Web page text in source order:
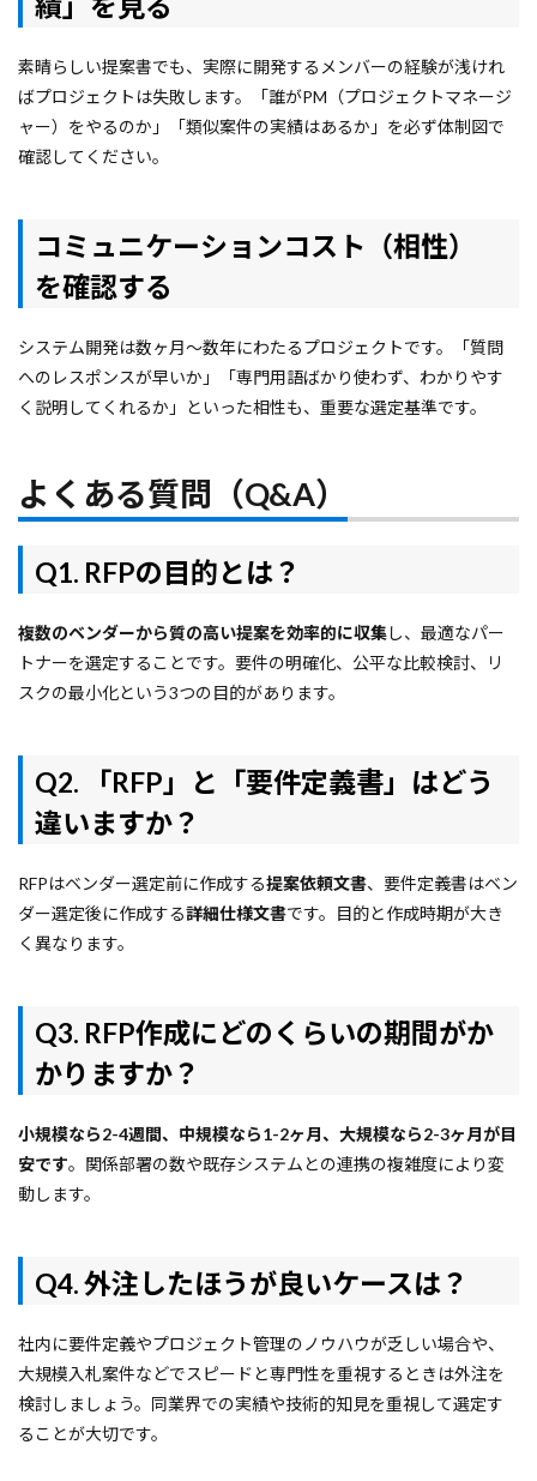
素晴らしい提案書でも、実際に開発するメンバーの経験が浅けれ
ばプロジェクトは失敗します。「誰がPM（プロジェクトマネージ
ャー）をやるのか」「類似案件の実績はあるか」を必ず体制図で
確認してください。
コミュニケーションコスト（相性）
を確認する
システム開発は数ヶ月〜数年にわたるプロジェクトです。「質問
へのレスポンスが早いか」「専門用語ばかり使わず、わかりやす
く説明してくれるか」といった相性も、重要な選定基準です。
よくある質問（Q&A）
Q1. RFPの目的とは？
複数のベンダーから質の高い提案を効率的に収集し、最適なパー
トナーを選定することです。要件の明確化、公平な比較検討、リ
スクの最小化という3つの目的があります。
Q2. 「RFP」と「要件定義書」はどう
違いますか？
RFPはベンダー選定前に作成する提案依頼文書、要件定義書はベン
ダー選定後に作成する詳細仕様文書です。目的と作成時期が大き
く異なります。
Q3. RFP作成にどのくらいの期間がか
かりますか？
小規模なら2-4週間、中規模なら1-2ヶ月、大規模なら2-3ヶ月が目
安です。関係部署の数や既存システムとの連携の複雑度により変
動します。
Q4. 外注したほうが良いケースは？
社内に要件定義やプロジェクト管理のノウハウが乏しい場合や、
大規模入札案件などでスピードと専門性を重視するときは外注を
検討しましょう。同業界での実績や技術的知見を重視して選定す
ることが大切です。